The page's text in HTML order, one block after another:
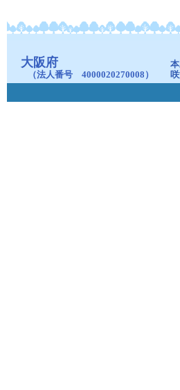
大阪府
（法人番号 4000020270008）